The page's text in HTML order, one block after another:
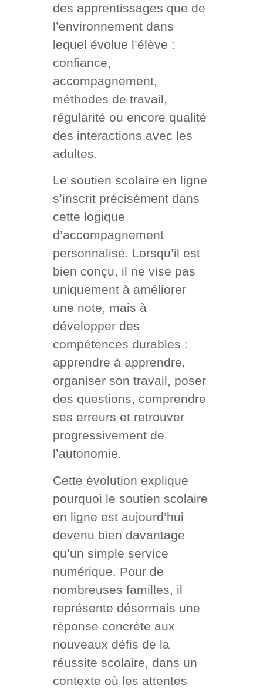
des apprentissages que de
l’environnement dans
lequel évolue l’élève :
confiance,
accompagnement,
méthodes de travail,
régularité ou encore qualité
des interactions avec les
adultes.
Le soutien scolaire en ligne
s’inscrit précisément dans
cette logique
d’accompagnement
personnalisé. Lorsqu’il est
bien conçu, il ne vise pas
uniquement à améliorer
une note, mais à
développer des
compétences durables :
apprendre à apprendre,
organiser son travail, poser
des questions, comprendre
ses erreurs et retrouver
progressivement de
l’autonomie.
Cette évolution explique
pourquoi le soutien scolaire
en ligne est aujourd’hui
devenu bien davantage
qu’un simple service
numérique. Pour de
nombreuses familles, il
représente désormais une
réponse concrète aux
nouveaux défis de la
réussite scolaire, dans un
contexte où les attentes